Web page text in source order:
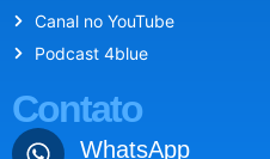
Canal no YouTube
Podcast 4blue
Contato
WhatsApp